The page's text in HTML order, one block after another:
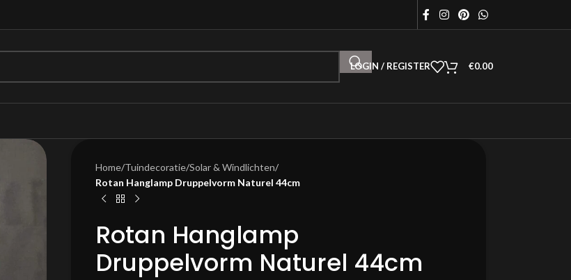
LOGIN / REGISTER €0.00
Home/Tuindecoratie/Solar & Windlichten/
Rotan Hanglamp Druppelvorm Naturel 44cm
Rotan Hanglamp
Druppelvorm Naturel 44cm